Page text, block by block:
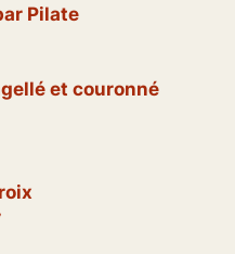
Pilate
et couronné